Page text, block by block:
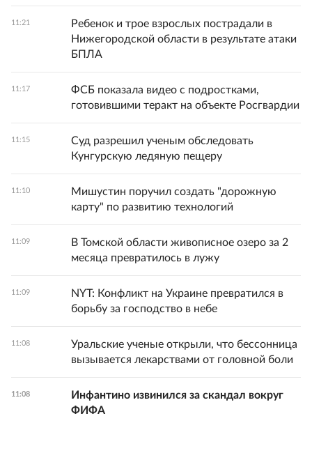
11:21
Ребенок и трое взрослых пострадали в
Нижегородской области в результате атаки
БПЛА
11:17
ФСБ показала видео с подростками,
готовившими теракт на объекте Росгвардии
11:15
Суд разрешил ученым обследовать
Кунгурскую ледяную пещеру
11:10
Мишустин поручил создать "дорожную
карту" по развитию технологий
11:09
В Томской области живописное озеро за 2
месяца превратилось в лужу
11:09
NYT: Конфликт на Украине превратился в
борьбу за господство в небе
11:08
Уральские ученые открыли, что бессонница
вызывается лекарствами от головной боли
11:08
Инфантино извинился за скандал вокруг
ФИФА